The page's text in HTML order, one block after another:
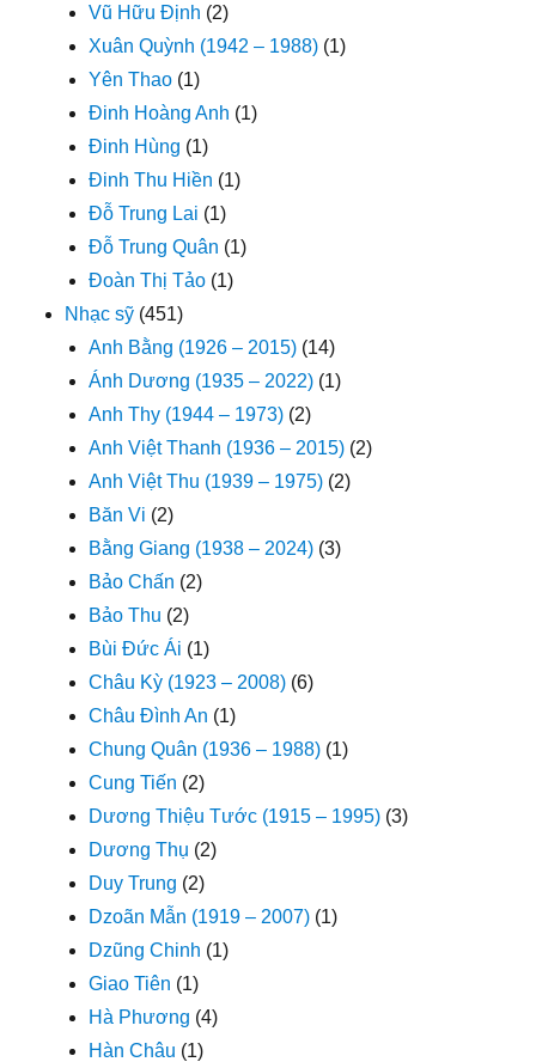
Vũ Hữu Định (2)
Xuân Quỳnh (1942 – 1988) (1)
Yên Thao (1)
Đinh Hoàng Anh (1)
Đinh Hùng (1)
Đinh Thu Hiền (1)
Đỗ Trung Lai (1)
Đỗ Trung Quân (1)
Đoàn Thị Tảo (1)
Nhạc sỹ (451)
Anh Bằng (1926 – 2015) (14)
Ánh Dương (1935 – 2022) (1)
Anh Thy (1944 – 1973) (2)
Anh Việt Thanh (1936 – 2015) (2)
Anh Việt Thu (1939 – 1975) (2)
Băn Vi (2)
Bằng Giang (1938 – 2024) (3)
Bảo Chấn (2)
Bảo Thu (2)
Bùi Đức Ái (1)
Châu Kỳ (1923 – 2008) (6)
Châu Đình An (1)
Chung Quân (1936 – 1988) (1)
Cung Tiến (2)
Dương Thiệu Tước (1915 – 1995) (3)
Dương Thụ (2)
Duy Trung (2)
Dzoãn Mẫn (1919 – 2007) (1)
Dzũng Chinh (1)
Giao Tiên (1)
Hà Phương (4)
Hàn Châu (1)